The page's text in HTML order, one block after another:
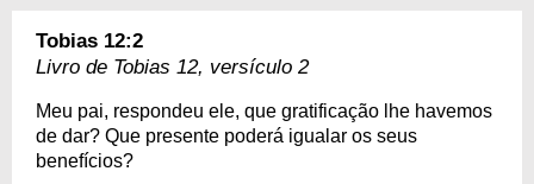
Tobias 12:2
Livro de Tobias 12, versículo 2
Meu pai, respondeu ele, que gratificação lhe havemos
de dar? Que presente poderá igualar os seus
benefícios?